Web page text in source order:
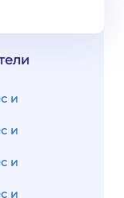
и
и
и
и